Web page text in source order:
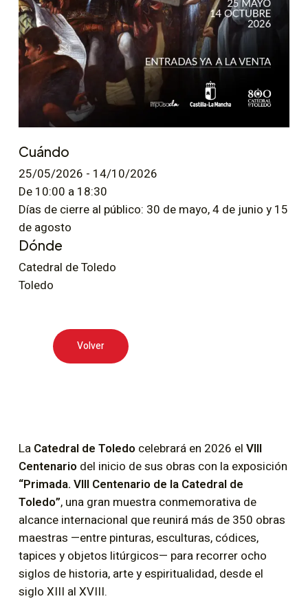
Cuándo
25/05/2026 - 14/10/2026
De 10:00 a 18:30
Días de cierre al público: 30 de mayo, 4 de junio y 15
de agosto
Dónde
Catedral de Toledo
Toledo
Volver
La Catedral de Toledocelebrará en 2026 el VIII
Centenariodel inicio de sus obras con la exposición
“Primada. VIII Centenario de la Catedral de
Toledo”, una gran muestra conmemorativa de
alcance internacional que reunirá más de 350 obras
maestras —entre pinturas, esculturas, códices,
tapices y objetos litúrgicos— para recorrer ocho
siglos de historia, arte y espiritualidad, desde el
siglo XIII al XVIII.